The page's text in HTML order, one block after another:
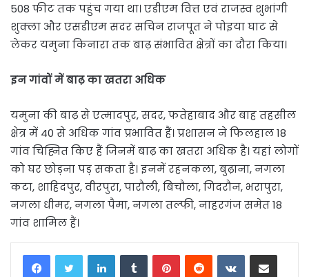
508 फीट तक पहुंच गया था। एडीएम वित्त एवं राजस्व शुभांगी
शुक्ला और एसडीएम सदर सचिन राजपूत ने पोइया घाट से
लेकर यमुना किनारा तक बाढ़ संभावित क्षेत्रों का दौरा किया।
इन गांवों में बाढ़ का खतरा अधिक
यमुना की बाढ़ से एत्मादपुर, सदर, फतेहाबाद और बाह तहसील
क्षेत्र में 40 से अधिक गांव प्रभावित हैं। प्रशासन ने फिलहाल 18
गांव चिह्नित किए हैं जिनमें बाढ़ का खतरा अधिक है। यहां लोगों
को घर छोड़ना पड़ सकता है। इनमें रहनकला, बुढ़ाना, नगला
कटा, शाहिदपुर, वीरपुरा, पारौली, बिचौला, गिदरौन, भरापुरा,
नगला धीमर, नगला पैमा, नगला तल्फी, नाहरगंज समेत 18
गांव शामिल हैं।
LinkedInTumblrPinterestReddit VKontakteShare via Email